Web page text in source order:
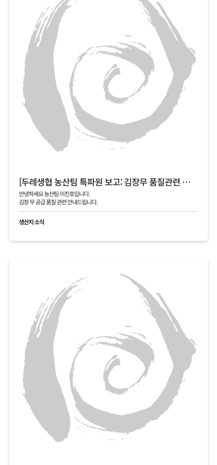
[두레생협 농산팀 특파원 보고: 김장무 품질관련 안내]
안녕하세요 농산팀 이진호입니다.
김장 무 공급 품질 관련 안내드립니다.
생산지 소식